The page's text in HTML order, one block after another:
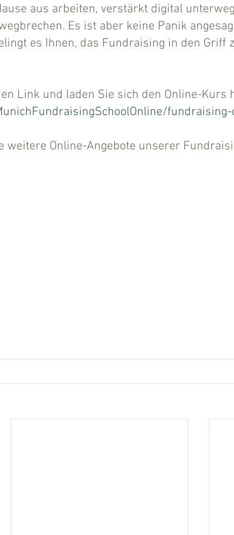
aus arbeiten, verstärkt digital
Es ist aber keine Panik
es Ihnen, das Fundraising in den Griff
Link und laden Sie sich den Online-Kurs
fundraising-
weitere Online-Angebote unserer